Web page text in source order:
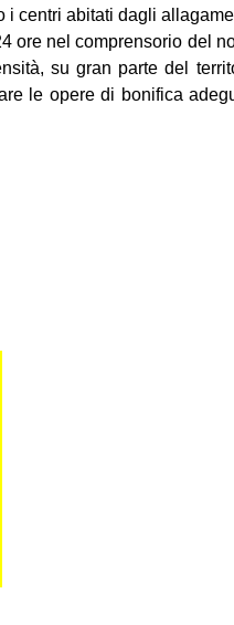
i centri abitati dagli
ore nel comprensorio del
su gran parte del
le opere di bonifica